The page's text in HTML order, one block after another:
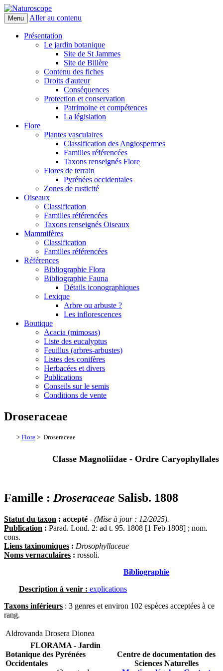
Naturoscope
Menu Aller au contenu
Présentation
Le jardin botanique
Site de St Jammes
Site de Billère
Contenu des fiches
Droits d'auteur
Conséquences
Protection et conservation
Patrimoine et compétences
La législation
Flore
Plantes vasculaires
Classification des Angiospermes
Familles référencées
Taxons renseignés Flore
Flores de terrain
Pyrénées occidentales
Zones de rusticité
Oiseaux
Classification
Familles référencées
Taxons renseignés Oiseaux
Mammifères
Classification
Familles référencées
Références
Bibliographie Flora
Bibliographie Fauna
Détails iconographiques
Lexique
Arbre ou arbuste ?
Les inflorescences
Boutique
Acacia (mimosas)
Liste des eucalyptus
Feuillus (arbres-arbustes)
Listes des conifères
Herbacées et divers
Publications
Conseils sur le semis
Conditions de vente
Droseraceae
> Flore > Droseraceae
Classe Magnoliidae - Ordre Caryophyllales
Famille : Droseraceae Salisb. 1808
Statut du taxon : accepté - (Mise à jour : 12/2025).
Publication : Parad. Lond. 2: ad t. 95. 1808 [1 Feb 1808] ; nom.
cons.
Liens taxinomiques : Drosophyllaceae
Noms vernaculaires : rossoli.
Bibliographie
Description à venir : explications
Taxons inférieurs : 3 genres et environ 102 espèces acceptées à ce
rang.
Aldrovanda Drosera Dionea
FLORAMA - Jardin
Botanique des Pyrénées
Occidentales
Centre de documentation des
Sciences Naturelles